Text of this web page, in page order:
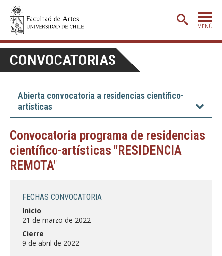
MENÚ
PORTADA
ADMISIÓN
ETAPA BÁSICA
EXTENSIÓN
CONVOCATORIAS
Abierta convocatoria a residencias científico-
artísticas
Convocatoria programa de residencias
científico-artísticas "RESIDENCIA
REMOTA"
FECHAS CONVOCATORIA
Inicio
21 de marzo de 2022
Cierre
9 de abril de 2022